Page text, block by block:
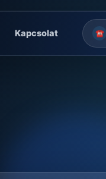
Kapcsolat ☎